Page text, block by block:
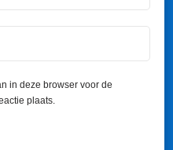
in deze browser voor de
plaats.